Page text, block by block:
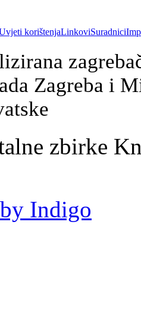
korištenjaLinkoviSuradnici
Zagreba i
zbirke
Indigo